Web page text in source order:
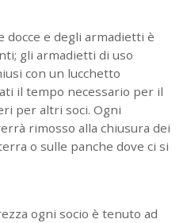
docce e degli armadietti è
gli armadietti di uso
con un lucchetto
il tempo necessario per il
per altri soci. Ogni
rimosso alla chiusura dei
o sulle panche dove ci si
ogni socio è tenuto ad